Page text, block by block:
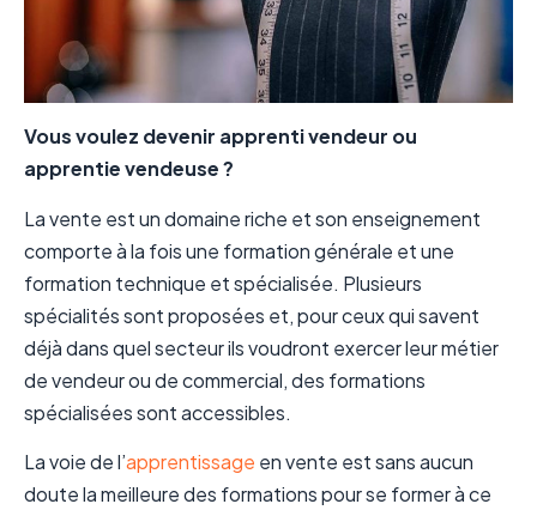
Vous voulez devenir apprenti vendeur ou
apprentie vendeuse ?
La vente est un domaine riche et son enseignement
comporte à la fois une formation générale et une
formation technique et spécialisée. Plusieurs
spécialités sont proposées et, pour ceux qui savent
déjà dans quel secteur ils voudront exercer leur métier
de vendeur ou de commercial, des formations
spécialisées sont accessibles.
La voie de l’apprentissage en vente est sans aucun
doute la meilleure des formations pour se former à ce